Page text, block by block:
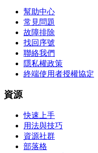
幫助中心
常見問題
故障排除
找回序號
聯絡我們
隱私權政策
終端使用者授權協定
資源
快速上手
用法與技巧
資源社群
部落格